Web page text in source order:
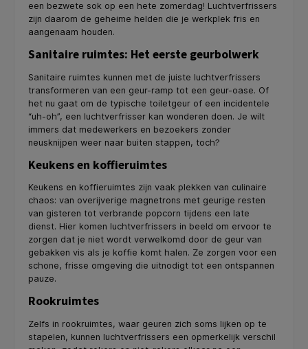
een bezwete sok op een hete zomerdag! Luchtverfrissers
zijn daarom de geheime helden die je werkplek fris en
aangenaam houden.
Sanitaire ruimtes: Het eerste geurbolwerk
Sanitaire ruimtes kunnen met de juiste luchtverfrissers
transformeren van een geur-ramp tot een geur-oase. Of
het nu gaat om de typische toiletgeur of een incidentele
“uh-oh”, een luchtverfrisser kan wonderen doen. Je wilt
immers dat medewerkers en bezoekers zonder
neusknijpen weer naar buiten stappen, toch?
Keukens en koffieruimtes
Keukens en koffieruimtes zijn vaak plekken van culinaire
chaos: van overijverige magnetrons met geurige resten
van gisteren tot verbrande popcorn tijdens een late
dienst. Hier komen luchtverfrissers in beeld om ervoor te
zorgen dat je niet wordt verwelkomd door de geur van
gebakken vis als je koffie komt halen. Ze zorgen voor een
schone, frisse omgeving die uitnodigt tot een ontspannen
pauze.
Rookruimtes
Zelfs in rookruimtes, waar geuren zich soms lijken op te
stapelen, kunnen luchtverfrissers een opmerkelijk verschil